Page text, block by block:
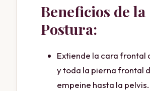
Beneficios de la
Postura:
Extiende la cara frontal
y toda la pierna frontal
empeine hasta la pelvis.